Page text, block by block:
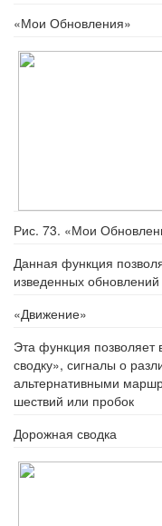
«Мои Обновления»
Рис. 73. «Мои
Данная функция
изведенных обновлений
«Движение»
Эта функция
сводку», сигналы о
альтернативными
шествий или пробок
Дорожная сводка